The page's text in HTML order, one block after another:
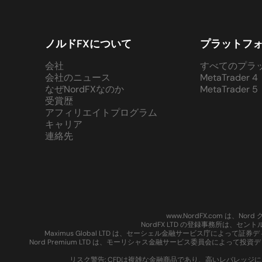
ノルドFXについて
会社
会社のニュース
なぜNordFXなのか
受賞歴
アフィリエイトプログラム
キャリア
連絡先
プラットフ
すべてのプラ
MetaTrader 4
MetaTrader 5
www.NordFX.com は、Nord
NordFX LTD の登録事務所は、セン
Maximus Global LTD は、セーシェル金融サービス庁によって証券
Nord Premium LTD は、モーリシャス金融サービス委員会によって投
リスク警告: CFDは複雑な金融商品であり、高いレバレッ